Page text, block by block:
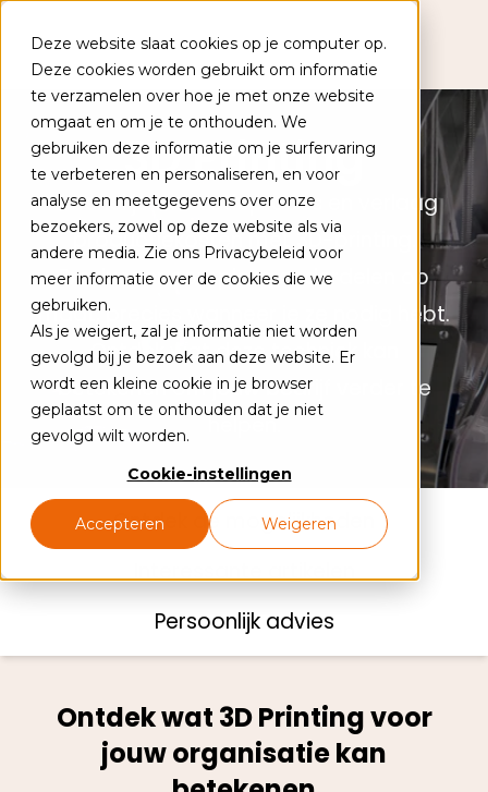
Deze website slaat cookies op je computer op.
Deze cookies worden gebruikt om informatie
te verzamelen over hoe je met onze website
omgaat en om je te onthouden. We
gebruiken deze informatie om je surfervaring
te verbeteren en personaliseren, en voor
analyse en meetgegevens over onze
bezoekers, zowel op deze website als via
andere media. Zie ons Privacybeleid voor
meer informatie over de cookies die we
gebruiken.
Als je weigert, zal je informatie niet worden
gevolgd bij je bezoek aan deze website. Er
wordt een kleine cookie in je browser
geplaatst om te onthouden dat je niet
gevolgd wilt worden.
Cookie-instellingen
Accepteren Weigeren
Populaire onderwerpen
Academies
Kennisbank
Leertrajecten
+31 (0) 79 353 14 05
Kalender
Contact
3D Printing
Versnel je innovatieproces en verlaag
productiekosten met 3D-printing.
Produceer complexe onderdelen op
maat, precies wanneer je ze nodig hebt.
Ontdek wat deze techniek kan
betekenen om jouw bedrijf verder te
helpen.
Ontdek de mogelijkheden
Interessante artikelen
Persoonlijk advies
Ontdek wat 3D Printing voor
jouw organisatie kan